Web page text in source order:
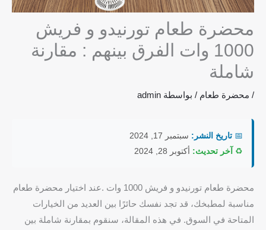
محضرة طعام تورنيدو و فريش
1000 وات الفرق بينهم : مقارنة
شاملة
/ محضرة طعام / بواسطة admin
📅 تاريخ النشر: سبتمبر 17, 2024
♻️ آخر تحديث: أكتوبر 28, 2024
محضرة طعام تورنيدو و فريش 1000 وات .عند اختيار محضرة طعام
مناسبة لمطبخك، قد تجد نفسك حائرًا بين العديد من الخيارات
المتاحة في السوق. في هذه المقالة، سنقوم بمقارنة شاملة بين